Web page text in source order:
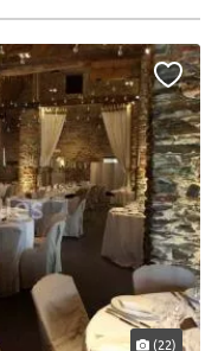
(22)